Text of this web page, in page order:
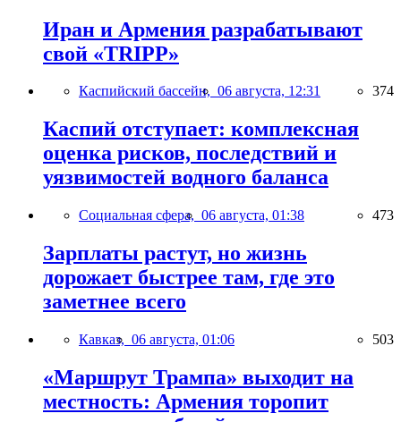
Иран и Армения разрабатывают
свой «TRIPP»
Каспийский бассейн, 06 августа, 12:31 374
Каспий отступает: комплексная
оценка рисков, последствий и
уязвимостей водного баланса
Социальная сфера, 06 августа, 01:38 473
Зарплаты растут, но жизнь
дорожает быстрее там, где это
заметнее всего
Кавказ, 06 августа, 01:06 503
«Маршрут Трампа» выходит на
местность: Армения торопит